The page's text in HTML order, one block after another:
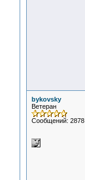
bykovsky
Ветеран
Сообщений: 2878